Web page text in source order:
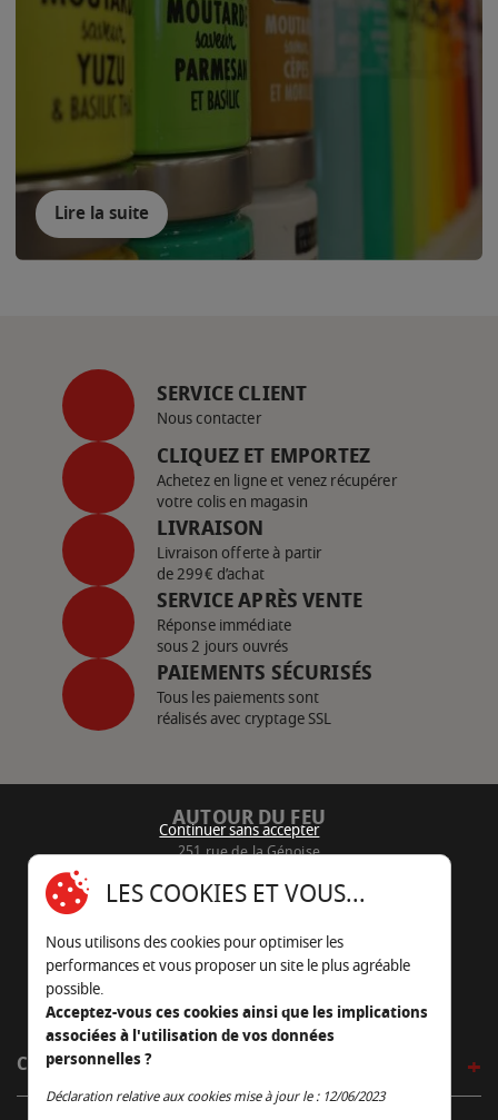
Lire la suite
SERVICE CLIENT
Nous contacter
CLIQUEZ ET EMPORTEZ
Achetez en ligne et venez récupérer
votre colis en magasin
LIVRAISON
Livraison offerte à partir
de 299€ d’achat
SERVICE APRÈS VENTE
Réponse immédiate
sous 2 jours ouvrés
PAIEMENTS SÉCURISÉS
Tous les paiements sont
réalisés avec cryptage SSL
AUTOUR DU FEU
251 rue de la Génoise
05 45 22 98 09
Nous envoyer un e-mail
CÔTÉ OUTDOOR
Continuer sans accepter
LES COOKIES ET VOUS...
Nous utilisons des cookies pour optimiser les
performances et vous proposer un site le plus agréable
possible.
Acceptez-vous ces cookies ainsi que les implications
associées à l'utilisation de vos données
personnelles ?
Déclaration relative aux cookies mise à jour le : 12/06/2023
Continuer sans accepter